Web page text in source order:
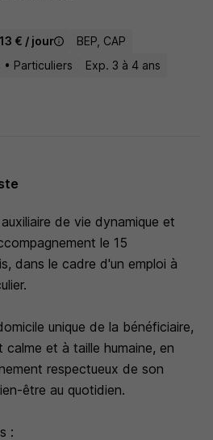
€ / jour
BEP, CAP
Particuliers
Exp. 3 à 4 ans
de vie dynamique et
le 15
dans le cadre d'un emploi à
unique de la bénéficiaire,
et à taille humaine, en
respectueux de son
être au quotidien.
: